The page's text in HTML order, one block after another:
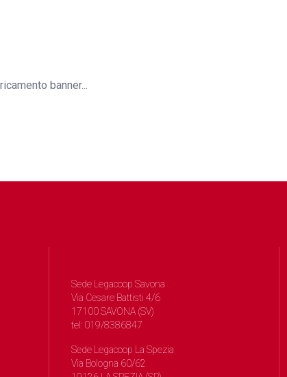
banner...
Sede Legacoop Savona
Via Cesare Battisti 4/6
17100 SAVONA (SV)
tel: 019/8386847
Sede Legacoop La Spezia
Via Bologna 60/62